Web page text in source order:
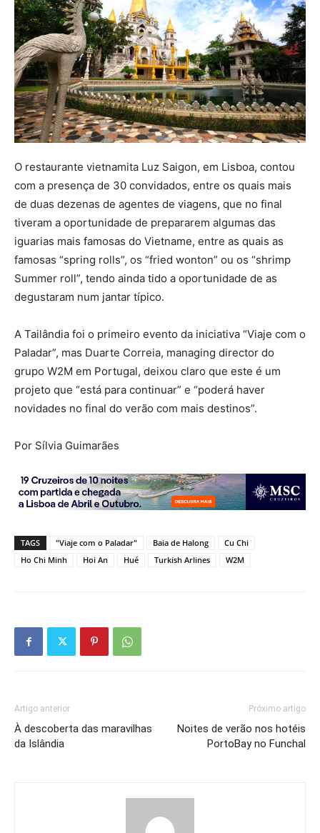
O restaurante vietnamita Luz Saigon, em Lisboa, contou
com a presença de 30 convidados, entre os quais mais
de duas dezenas de agentes de viagens, que no final
tiveram a oportunidade de prepararem algumas das
iguarias mais famosas do Vietname, entre as quais as
famosas “spring rolls”, os “fried wonton” ou os “shrimp
Summer roll”, tendo ainda tido a oportunidade de as
degustaram num jantar típico.
A Tailândia foi o primeiro evento da iniciativa “Viaje com o
Paladar”, mas Duarte Correia, managing director do
grupo W2M em Portugal, deixou claro que este é um
projeto que “está para continuar” e “poderá haver
novidades no final do verão com mais destinos”.
Por Sílvia Guimarães
TAGS "Viaje com o Paladar" Baia de Halong
Cu Chi
Ho Chi Minh
Hoi An Hué Turkish Arlines W2M
Artigo anterior
À descoberta das maravilhas
da Islândia
Próximo artigo
Noites de verão nos hotéis
PortoBay no Funchal